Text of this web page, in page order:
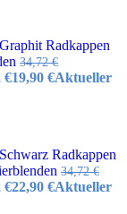
Radkappen
34,72€
€19,90 €Aktueller
Radkappen
34,72€
€22,90 €Aktueller